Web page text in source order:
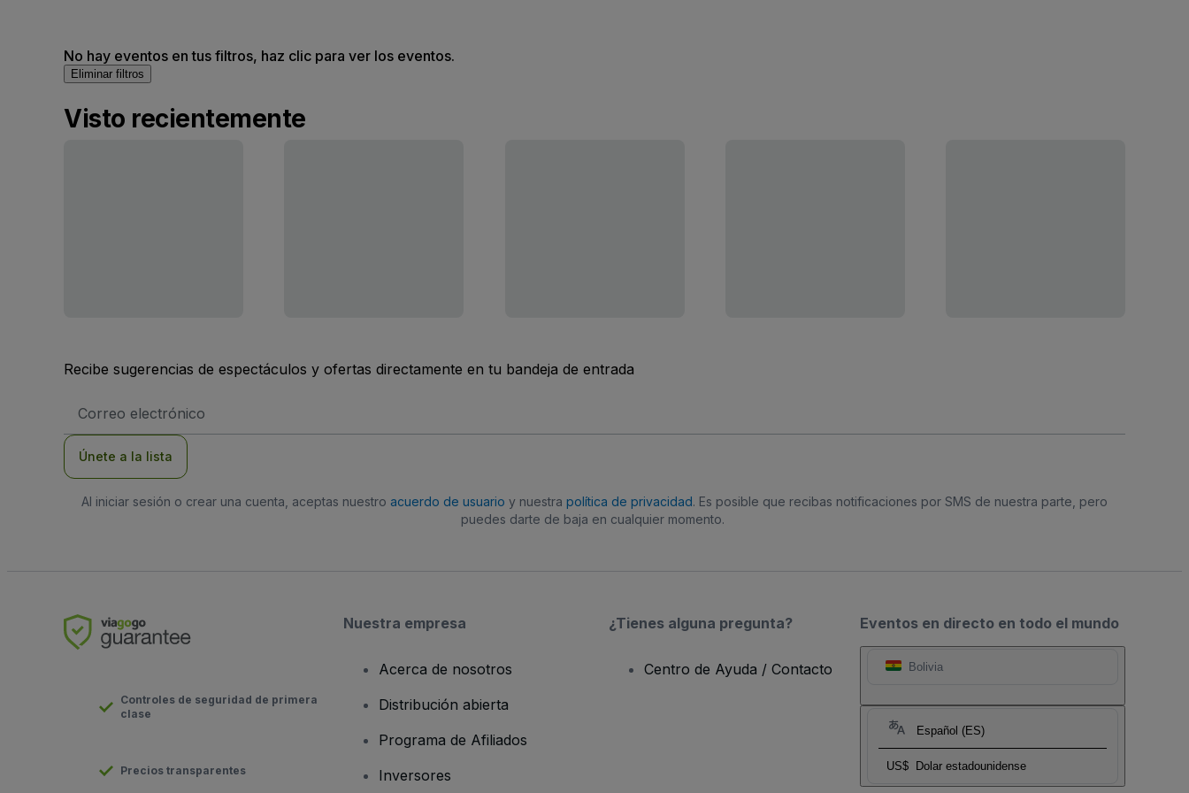
No hay eventos en tus filtros, haz clic para ver los eventos.
Eliminar filtros
Visto recientemente
Recibe sugerencias de espectáculos y ofertas directamente en tu bandeja de entrada
de
Únete a la lista
Al iniciar sesión o crear una cuenta, aceptas nuestro acuerdo de usuario y nuestra política de privacidad. Es posible que recibas notificaciones por SMS de nuestra parte, pero
puedes darte de baja en cualquier momento.
Eventos en directo en todo el mundo
Bolivia
Español (ES)
US$ Dolar estadounidense
Controles de seguridad de primera
clase
Precios transparentes
Nuestra empresa
Acerca de nosotros
Distribución abierta
Programa de Afiliados
Inversores
¿Tienes alguna pregunta?
Centro de Ayuda / Contacto